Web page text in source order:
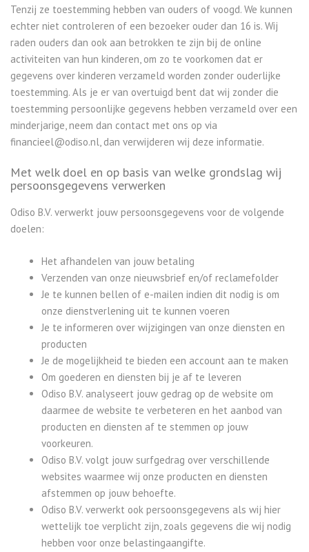
Tenzij ze toestemming hebben van ouders of voogd. We kunnen
echter niet controleren of een bezoeker ouder dan 16 is. Wij
raden ouders dan ook aan betrokken te zijn bij de online
activiteiten van hun kinderen, om zo te voorkomen dat er
gegevens over kinderen verzameld worden zonder ouderlijke
toestemming. Als je er van overtuigd bent dat wij zonder die
toestemming persoonlijke gegevens hebben verzameld over een
minderjarige, neem dan contact met ons op via
financieel@odiso.nl, dan verwijderen wij deze informatie.
Met welk doel en op basis van welke grondslag wij
persoonsgegevens verwerken
Odiso B.V. verwerkt jouw persoonsgegevens voor de volgende
doelen:
Het afhandelen van jouw betaling
Verzenden van onze nieuwsbrief en/of reclamefolder
Je te kunnen bellen of e-mailen indien dit nodig is om
onze dienstverlening uit te kunnen voeren
Je te informeren over wijzigingen van onze diensten en
producten
Je de mogelijkheid te bieden een account aan te maken
Om goederen en diensten bij je af te leveren
Odiso B.V. analyseert jouw gedrag op de website om
daarmee de website te verbeteren en het aanbod van
producten en diensten af te stemmen op jouw
voorkeuren.
Odiso B.V. volgt jouw surfgedrag over verschillende
websites waarmee wij onze producten en diensten
afstemmen op jouw behoefte.
Odiso B.V. verwerkt ook persoonsgegevens als wij hier
wettelijk toe verplicht zijn, zoals gegevens die wij nodig
hebben voor onze belastingaangifte.